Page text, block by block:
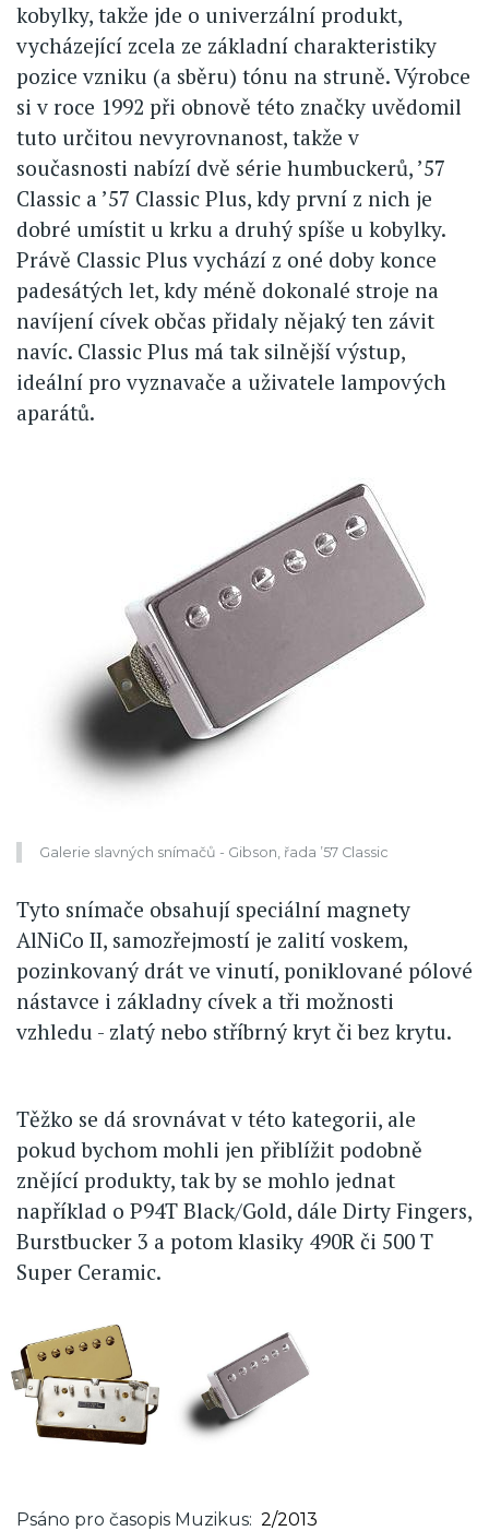
kobylky, takže jde o univerzální produkt,
vycházející zcela ze základní charakteristiky
pozice vzniku (a sběru) tónu na struně. Výrobce
si v roce 1992 při obnově této značky uvědomil
tuto určitou nevyrovnanost, takže v
současnosti nabízí dvě série humbuckerů, ’57
Classic a ’57 Classic Plus, kdy první z nich je
dobré umístit u krku a druhý spíše u kobylky.
Právě Classic Plus vychází z oné doby konce
padesátých let, kdy méně dokonalé stroje na
navíjení cívek občas přidaly nějaký ten závit
navíc. Classic Plus má tak silnější výstup,
ideální pro vyznavače a uživatele lampových
aparátů.
Galerie slavných snímačů - Gibson, řada ’57 Classic
Tyto snímače obsahují speciální magnety
AlNiCo II, samozřejmostí je zalití voskem,
pozinkovaný drát ve vinutí, poniklované pólové
nástavce i základny cívek a tři možnosti
vzhledu - zlatý nebo stříbrný kryt či bez krytu.
Těžko se dá srovnávat v této kategorii, ale
pokud bychom mohli jen přiblížit podobně
znějící produkty, tak by se mohlo jednat
například o P94T Black/Gold, dále Dirty Fingers,
Burstbucker 3 a potom klasiky 490R či 500 T
Super Ceramic.
Psáno pro časopis Muzikus 2/2013